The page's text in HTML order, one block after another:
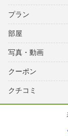
プラン
部屋
写真・動画
クーポン
クチコミ